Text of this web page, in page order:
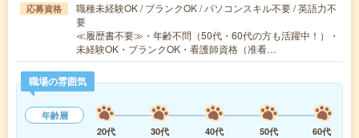
応募資格
職種未経験OK / ブランクOK / パソコンスキル不要 / 英語力不
要
≪履歴書不要≫・年齢不問（50代・60代の方も活躍中！）・
未経験OK・ブランクOK・看護師資格（准看…
職場の雰囲気
年齢層
20代
30代 40代 50代
60代